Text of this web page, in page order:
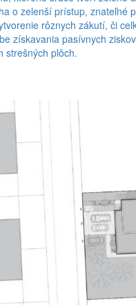
o zelenší prístup, znateľné
rôznych zákutí, či
získavania pasívnych
strešných plôch.